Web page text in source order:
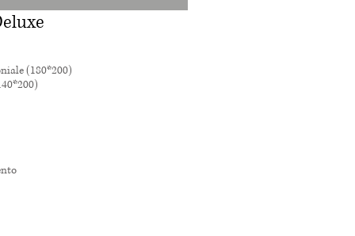
(180*200)